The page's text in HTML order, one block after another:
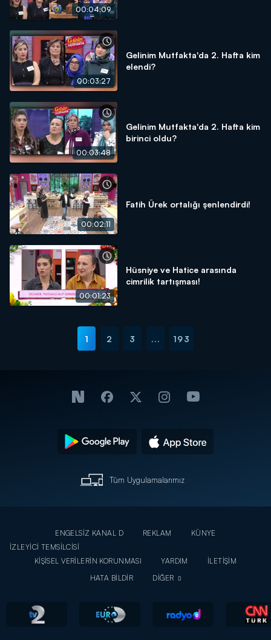
00:04:09
00:03:27
Gelinim Mutfakta'da 2. Hafta kim
elendi?
00:03:48
Gelinim Mutfakta'da 2. Hafta kim
birinci oldu?
00:02:11
Fatih Ürek ortalığı şenlendirdi!
00:01:23
Hüsniye ve Hatice arasında
cimrilik tartışması!
1 2 3 ... 193
Tüm Uygulamalarımız
ENGELSİZ KANAL D REKLAM
KÜNYE
İZLEYİCİ TEMSİLCİSİ
KİŞİSEL VERİLERİN KORUNMASI
YARDIM
İLETİŞİM
HATA BİLDİR
DİĞER